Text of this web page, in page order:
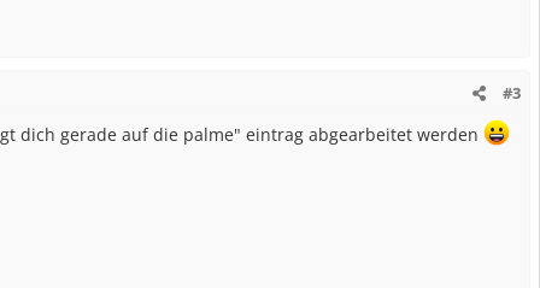
#3
dich gerade auf die palme" eintrag abgearbeitet werden